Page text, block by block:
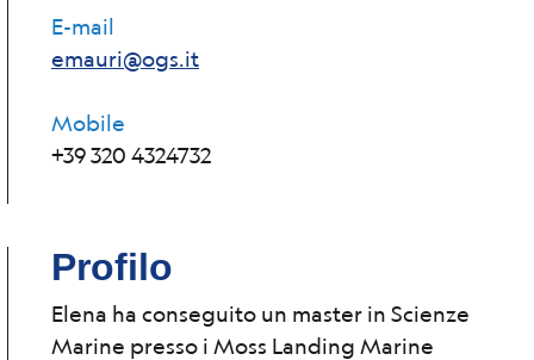
E-mail
emauri@ogs.it
Mobile
+39 320 4324732
Profilo
Elena ha conseguito un master in Scienze
Marine presso i Moss Landing Marine